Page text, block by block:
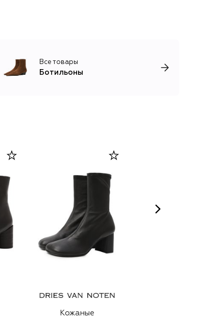
Все товары
Ботильоны
Кожаные